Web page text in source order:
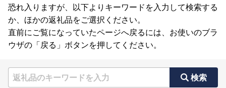
恐れ入りますが、以下よりキーワードを入力して検索する
か、ほかの返礼品をご選択ください。
直前にご覧になっていたページへ戻るには、お使いのブラ
ウザの「戻る」ボタンを押してください。
検索